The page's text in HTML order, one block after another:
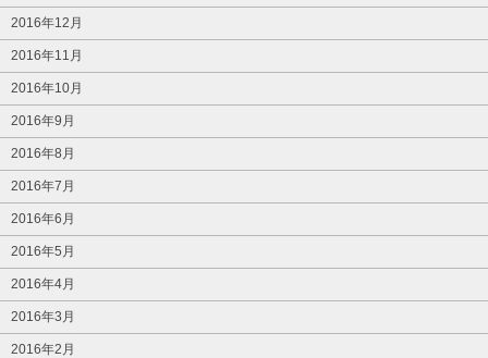
2016年12月
2016年11月
2016年10月
2016年9月
2016年8月
2016年7月
2016年6月
2016年5月
2016年4月
2016年3月
2016年2月